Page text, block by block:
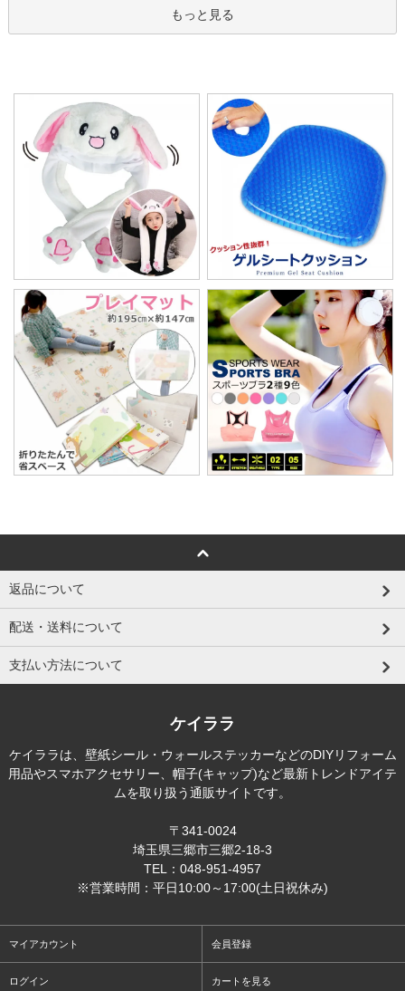
もっと見る
返品について
配送・送料について
支払い方法について
ケイララ
ケイララは、壁紙シール・ウォールステッカーなどのDIYリフォーム
用品やスマホアクセサリー、帽子(キャップ)など最新トレンドアイテ
ムを取り扱う通販サイトです。
〒341-0024
埼玉県三郷市三郷2-18-3
TEL：048-951-4957
※営業時間：平日10:00～17:00(土日祝休み)
マイアカウント 会員登録
ログイン カートを見る